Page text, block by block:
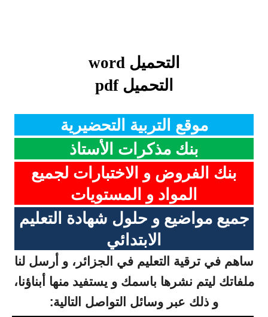
التحميل word
التحميل pdf
موقع التربية التحضيرية
بنك مذكرات الأستاذ
بنك الفروض و الاختبارات لجميع
المواد و المستويات
جميع مواضيع و حلول شهادة التعليم
الابتدائي
ساهم في ترقية التعليم في الجزائر، و أرسل لنا
ملفاتك ليتم نشرها باسمك و يستفيد منها أبناؤنا،
و ذلك عبر وسائل التواصل التالية: